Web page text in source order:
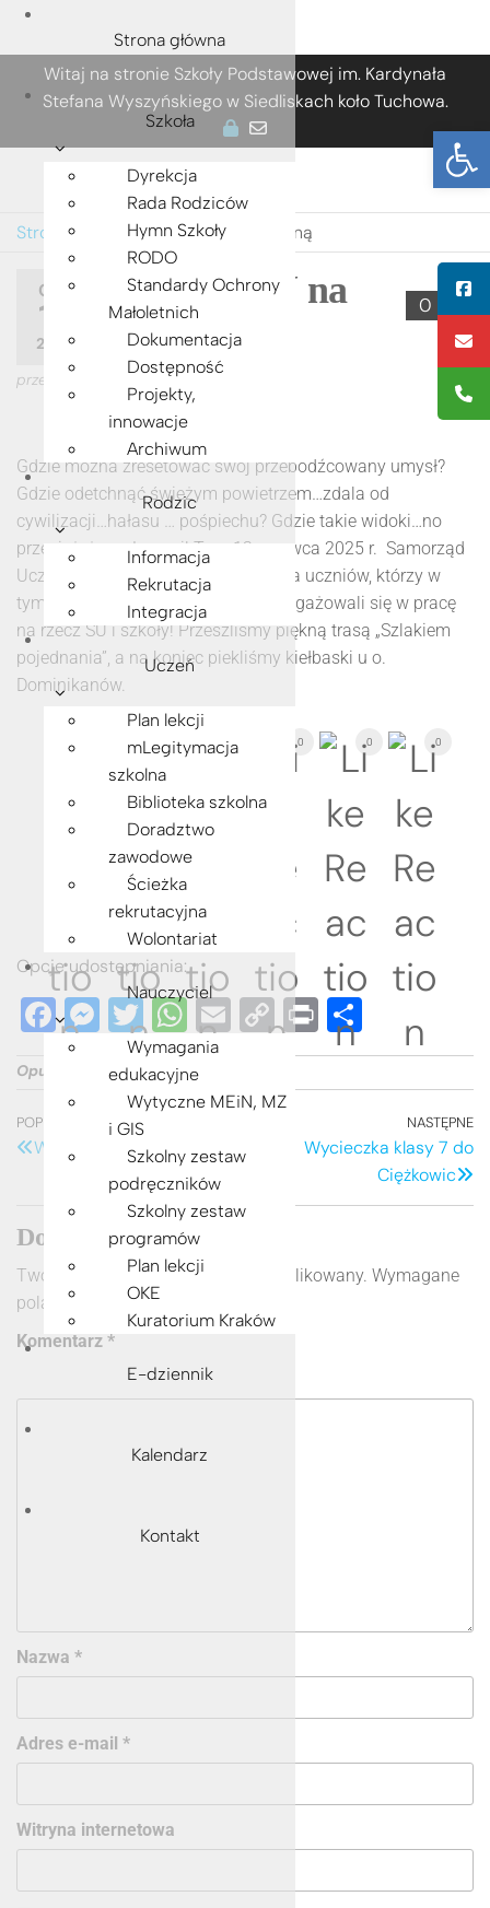
PrzejdźWitaj na stronie Szkoły Podstawowej im. Kardynała
Stefana Wyszyńskiego w Siedliskach koło Tuchowa.
Strona główna»Wyjazd SU na Jamną
CZE
12
2025
0
Wyjazd SU na
Jamną
przez
Gdzie można zresetować swój przebodźcowany umysł?
Gdzie odetchnąć świeżym powietrzem…zdala od
cywilizacji…hałasu … pośpiechu? Gdzie takie widoki…no
przecież, że w Jamnej! Tam 12 czerwca 2025 r. Samorząd
Uczniowski zorganizował wyjazd dla uczniów, którzy w
tym roku szkolnym najbardziej zaangażowali się w pracę
na rzecz SU i szkoły! Przeszliśmy piękną trasą „Szlakiem
pojednania”, a na koniec piekliśmy kiełbaski u o.
Dominikanów.
0 0 0 0
Opcje udostępniania:
F
a
e
b
o
k
M
ss
e
g
er
T
wi
tt
er
W
h
at
s
A
p
p
E
ail
C
p
y
Pr
in
t
h
ar
Opublikowano w Relacja
Nawigacja
wpisu
Poprzedni
wpis
POPRZEDNI
Wyjście na Skałkę
NASTĘPNE
Wycieczka klasy 7 do
Ciężkowic
Dodaj komentarz
Twój adres e-mail nie zostanie opublikowany. Wymagane
pola są oznaczone
Komentarz *
Nazwa *
Adres e-mail *
Witryna internetowa
Strona główna
Szkoła
Dyrekcja
Rada Rodziców
Hymn Szkoły
RODO
Standardy Ochrony
Małoletnich
Dokumentacja
Dostępność
Projekty,
innowacje
Archiwum
Rodzic
Informacja
Rekrutacja
Integracja
Uczeń
Plan lekcji
mLegitymacja
szkolna
Biblioteka szkolna
Doradztwo
zawodowe
Ścieżka
rekrutacyjna
Wolontariat
Nauczyciel
Wymagania
edukacyjne
Wytyczne MEiN, MZ
i GIS
Szkolny zestaw
podręczników
Szkolny zestaw
programów
Plan lekcji
OKE
Kuratorium Kraków
E-dziennik
Kalendarz
Kontakt